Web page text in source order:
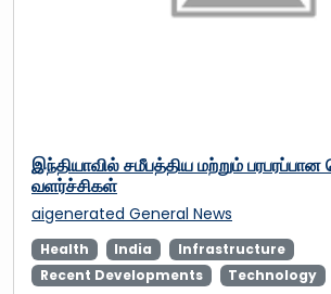
இந்தியாவில் சமீபத்திய மற்றும்
வளர்ச்சிகள்
aigenerated General News
Health India
Infrastructure
Recent Developments
Technology